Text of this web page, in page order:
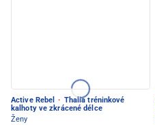
Active Rebel · Thalia tréninkové
kalhoty ve zkrácené délce
Ženy